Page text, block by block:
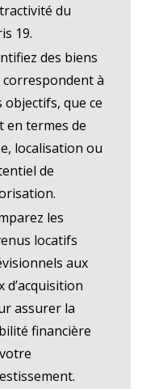
du
19.
des biens
correspondent à
objectifs, que ce
en termes de
localisation ou
de
les
locatifs
aux
d’acquisition
assurer la
financière